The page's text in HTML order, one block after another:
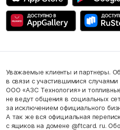
Уважаемые клиенты и партнеры.
в связи с участившимися
ООО «АЗС Технология» и
не ведут общения в социальных
за исключением официального
А так же вся официальная
с ящиков на домене @ftcard. ru.